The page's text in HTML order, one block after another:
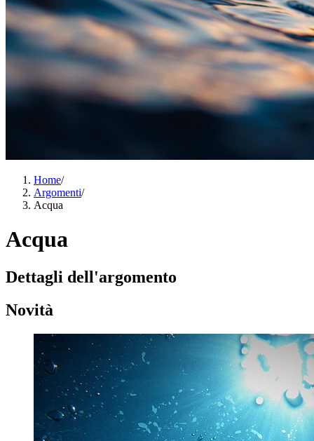
Home/
Argomenti/
Acqua
Acqua
Dettagli dell'argomento
Novità